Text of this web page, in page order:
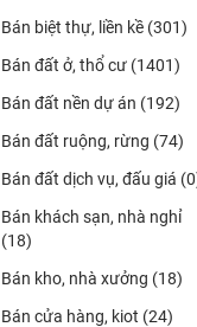
Bán biệt thự, liền kề (301)
Bán đất ở, thổ cư (1401)
Bán đất nền dự án (192)
Bán đất ruộng, rừng (74)
Bán đất dịch vụ, đấu giá
Bán khách sạn, nhà nghỉ
(18)
Bán kho, nhà xưởng (18)
Bán cửa hàng, kiot (24)